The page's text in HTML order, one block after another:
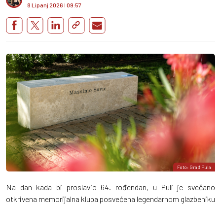
8 Lipanj 2026 I 09:57
Foto: Grad Pula
Na dan kada bi proslavio 64. rođendan, u Puli je svečano
otkrivena memorijalna klupa posvećena legendarnom glazbeniku